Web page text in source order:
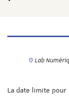
Lab
La date limite pour